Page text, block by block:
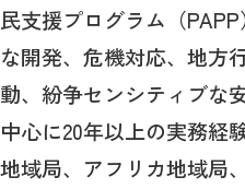
民支援プログラム（
な開発、危機対応、地方
動、紛争センシティブな
中心に20年以上の実務経
地域局、アフリカ地域局